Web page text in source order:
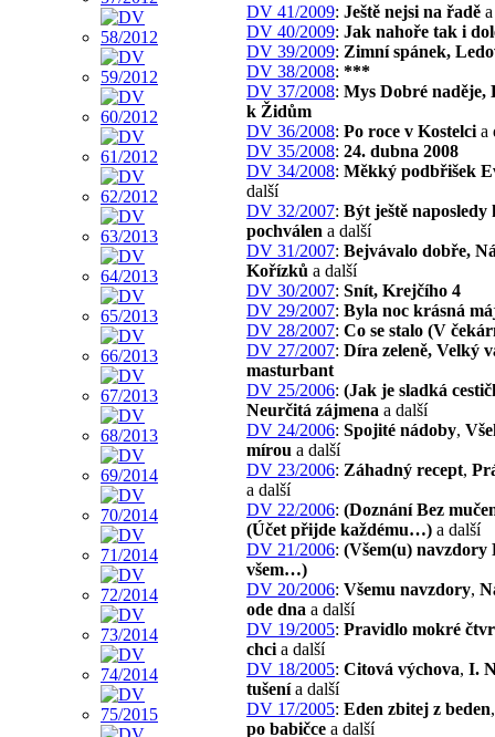
DV 41/2009: Ještě nejsi na řadě
DV 40/2009: Jak nahoře tak i
DV 39/2009: Zimní spánek,
DV 38/2008: ***
DV 37/2008: Mys Dobré naděje,
k Židům
DV 36/2008: Po roce v Kostelci a
DV 35/2008: 24. dubna 2008
DV 34/2008: Měkký podbřišek
další
DV 32/2007: Být ještě naposledy
pochválen a další
DV 31/2007: Bejvávalo dobře,
Kořízků a další
DV 30/2007: Snít, Krejčího 4
DV 29/2007: Byla noc krásná
DV 28/2007: Co se stalo (V
DV 27/2007: Díra zeleně, Velký
masturbant
DV 25/2006: (Jak je sladká
Neurčitá zájmena a další
DV 24/2006: Spojité nádoby,
mírou a další
DV 23/2006: Záhadný recept,
a další
DV 22/2006: (Doznání Bez
(Účet přijde každému…) a další
DV 21/2006: (Všem(u) navzdory
všem…)
DV 20/2006: Všemu navzdory,
ode dna a další
DV 19/2005: Pravidlo mokré
chci a další
DV 18/2005: Citová výchova, I.
tušenía další
DV 17/2005: Eden zbitej z beden
po babičce a další